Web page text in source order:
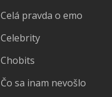
Celá pravda o emo
Celebrity
Chobits
Čo sa inam nevošlo